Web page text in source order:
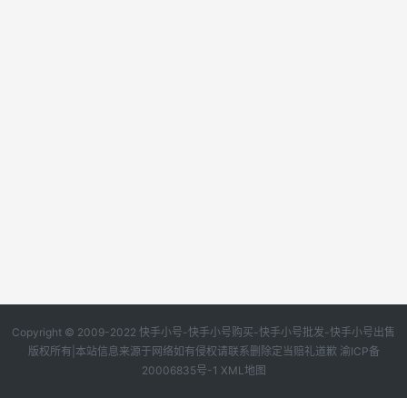
Copyright © 2009-2022 快手小号-快手小号购买-快手小号批发-快手小号出售
版权所有|本站信息来源于网络如有侵权请联系删除定当赔礼道歉 渝ICP备
20006835号-1 XML地图